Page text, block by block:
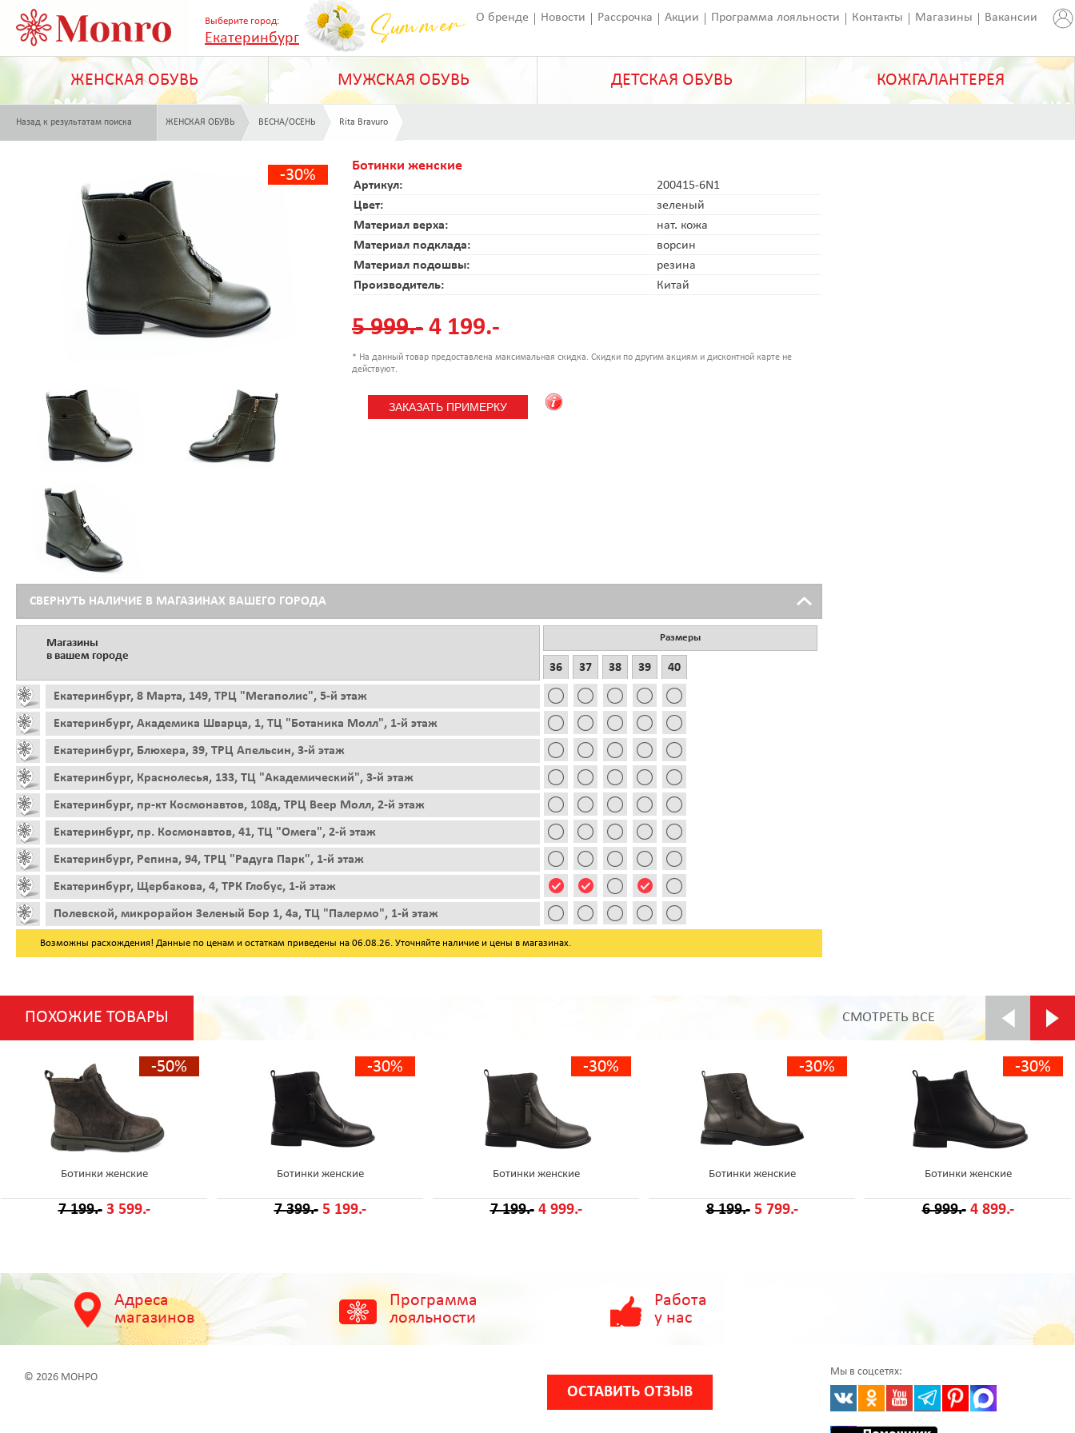
Выберите город:
Екатеринбург
О бренде Новости Рассрочка Акции Программа лояльности Контакты Магазины Вакансии
ЖЕНСКАЯ ОБУВЬ МУЖСКАЯ ОБУВЬ ДЕТСКАЯ ОБУВЬ КОЖГАЛАНТЕРЕЯ
Назад к результатам поиска ЖЕНСКАЯ ОБУВЬ ВЕСНА/ОСЕНЬ Rita Bravuro
-30%
Ботинки женские
Артикул:
200415-6N1
Цвет:
зеленый
Материал верха:
нат. кожа
Материал подклада:
ворсин
Материал подошвы:
резина
Производитель:
Китай
5 999.- 4 199.-
* На данный товар предоставлена максимальная скидка. Скидки по другим акциям и дисконтной карте не
действуют.
СВЕРНУТЬ НАЛИЧИЕ В МАГАЗИНАХ ВАШЕГО ГОРОДА
Магазины
в вашем городе
Екатеринбург, 8 Марта, 149, ТРЦ "Мегаполис", 5-й этаж
Екатеринбург, Академика Шварца, 1, ТЦ "Ботаника Молл", 1-й этаж
Екатеринбург, Блюхера, 39, ТРЦ Апельсин, 3-й этаж
Екатеринбург, Краснолесья, 133, ТЦ "Академический", 3-й этаж
Екатеринбург, пр-кт Космонавтов, 108д, ТРЦ Веер Молл, 2-й этаж
Екатеринбург, пр. Космонавтов, 41, ТЦ "Омега", 2-й этаж
Екатеринбург, Репина, 94, ТРЦ "Радуга Парк", 1-й этаж
Екатеринбург, Щербакова, 4, ТРК Глобус, 1-й этаж
Полевской, микрорайон Зеленый Бор 1, 4а, ТЦ "Палермо", 1-й этаж
Размеры
36 37 38 39 40
Возможны расхождения! Данные по ценам и остаткам приведены на 06.08.26. Уточняйте наличие и цены в магазинах.
ПОХОЖИЕ ТОВАРЫ СМОТРЕТЬ ВСЕ
-50%
Ботинки женские
7 199.- 3 599.-
-30%
Ботинки женские
7 399.- 5 199.-
-30%
Ботинки женские
7 199.- 4 999.-
-30%
Ботинки женские
8 199.- 5 799.-
-30%
Ботинки женские
6 999.- 4 899.-
Адреса
магазинов
Программа
лояльности
Работа
у нас
© 2026 МОНРО
ОСТАВИТЬ ОТЗЫВ
Мы в соцсетях: